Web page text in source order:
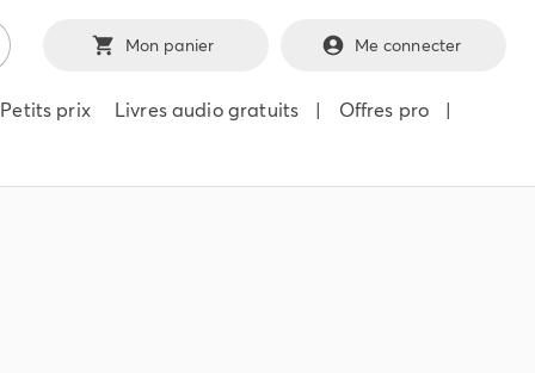
Mon panier Me connecter
Petits prix Livres audio gratuits | Offres pro
|